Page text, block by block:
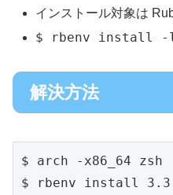
インストール対象は
$ rbenv install
解決方法
$ arch -x86_64 zsh